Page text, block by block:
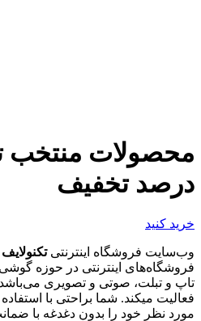
درصد تخفیف
خرید کنید
وب‌سایت فروشگاه اینترنتیتکنولایف
فروشگاه‌های اینترنتی در حوزه
تاپ و تبلت، صوتی و تصویری می‌باشد
فعالیت میکند. شما براحتی با
مورد نظر خود را بدون دغدغه با